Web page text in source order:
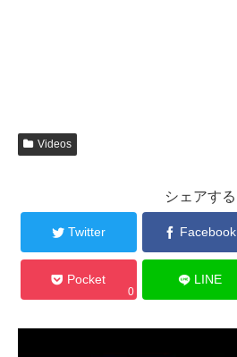
Videos
シェアする
Twitter Facebook
Pocket
0
LINE